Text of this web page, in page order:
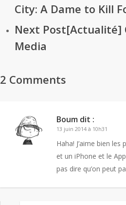
City: A Dame to Kill
Next Post[Actualité]
Media
2 Comments
Boum dit :
13 juin 2014 à 10h31
Haha! J’aime bien les
et un iPhone et le
pas dire qu’on peut